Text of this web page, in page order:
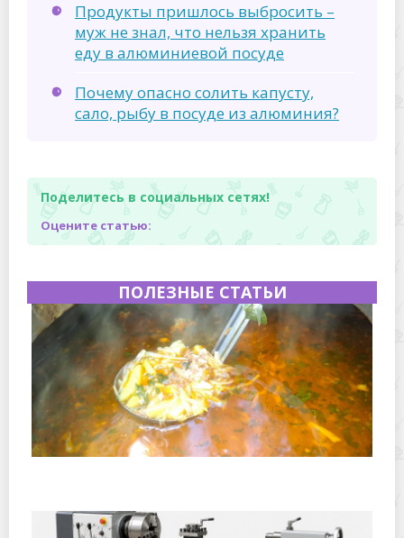
Продукты пришлось выбросить –
муж не знал, что нельзя хранить
еду в алюминиевой посуде
Почему опасно солить капусту,
сало, рыбу в посуде из алюминия?
Поделитесь в социальных сетях!
Оцените статью:
ПОЛЕЗНЫЕ СТАТЬИ